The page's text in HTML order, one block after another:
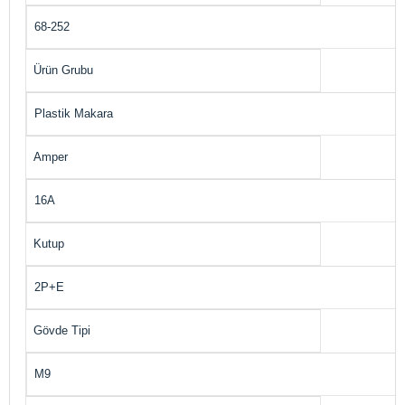
68-252
Ürün Grubu
Plastik Makara
Amper
16A
Kutup
2P+E
Gövde Tipi
M9